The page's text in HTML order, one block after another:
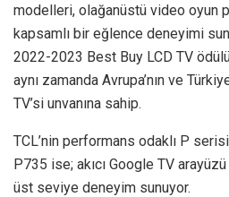
modelleri, olağanüstü video oyun
kapsamlı bir eğlence deneyimi
2022-2023 Best Buy LCD TV
aynı zamanda Avrupa’nın ve
TV’si unvanına sahip.
TCL’nin performans odaklı P
P735 ise; akıcı Google TV
üst seviye deneyim sunuyor.